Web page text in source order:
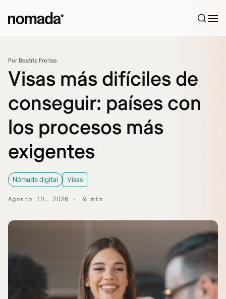
Por Beatriz Freitas
Visas más difíciles de
conseguir: países con
los procesos más
exigentes
Nómada digital Visas
Agosto 10, 2026 9 min